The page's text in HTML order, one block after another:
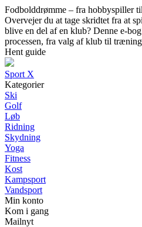
Fodbolddrømme – fra hobbyspiller
Overvejer du at tage skridtet fra at
blive en del af en klub? Denne e-
processen, fra valg af klub til
Hent guide
Sport X
Kategorier
Ski
Golf
Løb
Ridning
Skydning
Yoga
Fitness
Kost
Kampsport
Vandsport
Min konto
Kom i gang
Mailnyt